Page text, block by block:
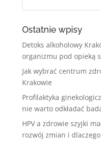
Ostatnie wpisy
Detoks alkoholowy
organizmu pod opieką
Jak wybrać centrum
Krakowie
Profilaktyka
nie warto odkładać
HPV a zdrowie szyjki
rozwój zmian i